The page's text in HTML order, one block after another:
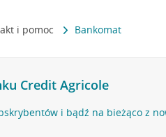
i pomoc Bankomat
Credit Agricole
i bądź na bieżąco z